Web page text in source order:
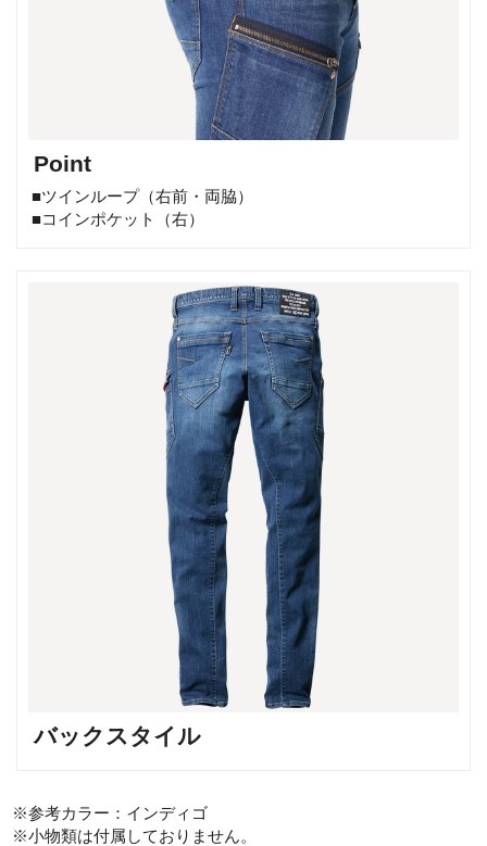
Point
■ツインループ（右前・両脇）
■コインポケット（右）
バックスタイル
※参考カラー：インディゴ
※小物類は付属しておりません。